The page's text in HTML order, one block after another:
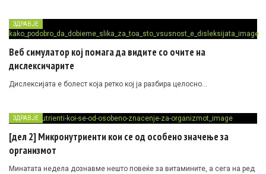
ЗДРАВЈЕ
Веб симулатор кој помага да видите со очите на
дислексичарите
Дислексијата е болест која ретко кој ја разбира целосно…
ЗДРАВЈЕ
[дел 2] Микронутриенти кои се од особено значење за
организмот
Минатата недела дознавме нешто повеќе за витамините, а сега на ред